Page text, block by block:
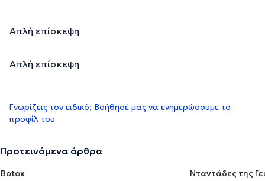
Απλή επίσκεψη
Απλή επίσκεψη
Γνωρίζεις τον ειδικό; Βοήθησέ μας να ενημερώσουμε το
προφίλ του
Προτεινόμενα άρθρα
Botox
Νταντάδες της